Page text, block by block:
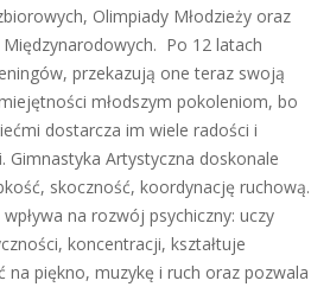
Olimpiady Młodzieży oraz
Po 12 latach
przekazują one teraz swoją
młodszym pokoleniom, bo
dostarcza im wiele radości i
Gimnastyka Artystyczna doskonale
skoczność, koordynację ruchową.
na rozwój psychiczny: uczy
koncentracji, kształtuje
na piękno, muzykę i ruch oraz pozwala